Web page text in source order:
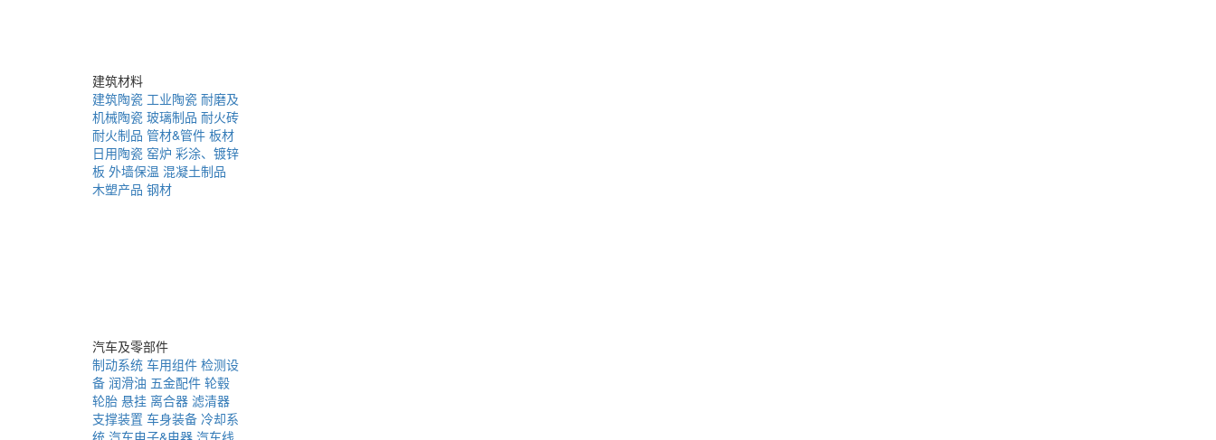
建筑材料
建筑陶瓷 工业陶瓷 耐磨及
机械陶瓷 玻璃制品 耐火砖
耐火制品 管材&管件 板材
日用陶瓷 窑炉 彩涂、镀锌
板 外墙保温 混凝土制品
木塑产品 钢材
汽车及零部件
制动系统 车用组件 检测设
备 润滑油 五金配件 轮毂
轮胎 悬挂 离合器 滤清器
支撑装置 车身装备 冷却系